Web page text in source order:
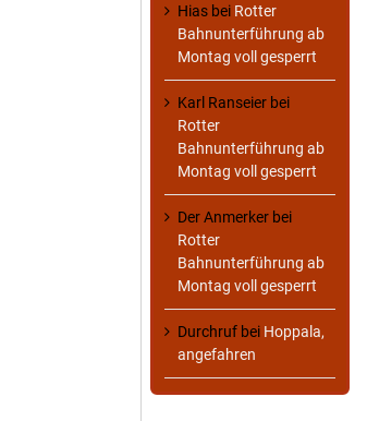
Hias bei Rotter
Bahnunterführung ab
Montag voll gesperrt
Karl Ranseier bei
Rotter
Bahnunterführung ab
Montag voll gesperrt
Der Anmerker bei
Rotter
Bahnunterführung ab
Montag voll gesperrt
Durchruf bei Hoppala,
angefahren